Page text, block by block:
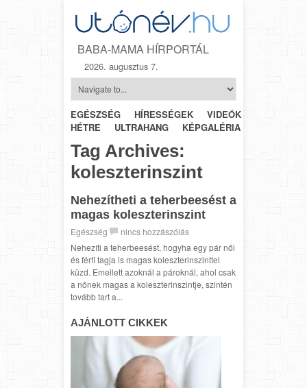
BABA-MAMA HÍRPORTÁL
2026. augusztus 7.
EGÉSZSÉG HÍRESSÉGEK VIDEÓK
HÉTRŐL-
HÉTRE
ULTRAHANG KÉPGALÉRIA
Tag Archives:
koleszterinszint
Nehezítheti a teherbeesést a
magas koleszterinszint
Egészség
nincs hozzászólás
Nehezíti a teherbeesést, hogyha egy pár női
és férfi tagja is magas koleszterinszinttel
küzd. Emellett azoknál a pároknál, ahol csak
a nőnek magas a koleszterinszintje, szintén
tovább tart a...
AJÁNLOTT CIKKEK